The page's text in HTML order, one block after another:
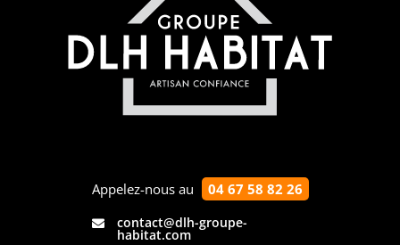
Appelez-nous au 04 67 58 82 26
 contact@dlh-groupe-
habitat.com